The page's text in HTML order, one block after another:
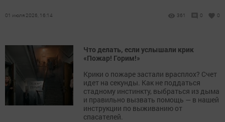
01 июля 2026, 16:14 361 0 0
Что делать, если услышали крик
«Пожар! Горим!»
Крики о пожаре застали врасплох? Счет
идет на секунды. Как не поддаться
стадному инстинкту, выбраться из дыма
и правильно вызвать помощь — в нашей
инструкции по выживанию от
спасателей.